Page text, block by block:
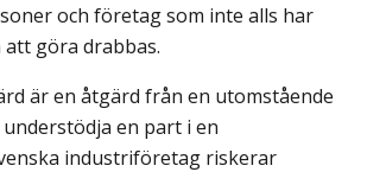
och företag som inte alls har
göra drabbas.
är en åtgärd från en utomstående
en part i en
industriföretag riskerar